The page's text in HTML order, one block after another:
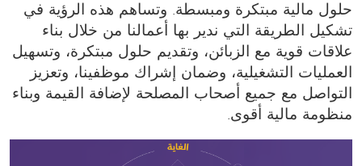
حلول مالية مبتكرة ومبسطة. وتساهم هذه الرؤية في
تشكيل الطريقة التي ندير بها أعمالنا من خلال بناء
علاقات قوية مع الزبائن، وتقديم حلول مبتكرة، وتسهيل
العمليات التشغيلية، وضمان إشراك موظفينا، وتعزيز
التواصل مع جميع أصحاب المصلحة لإضافة القيمة وبناء
منظومة مالية أقوى.